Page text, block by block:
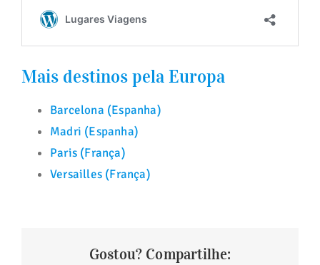
Mais destinos pela Europa
Barcelona (Espanha)
Madri (Espanha)
Paris (França)
Versailles (França)
Gostou? Compartilhe: